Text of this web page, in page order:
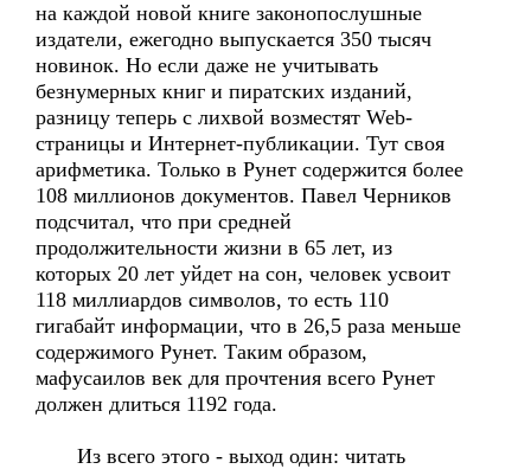
на каждой новой книге законопослушные
издатели, ежегодно выпускается 350 тысяч
новинок. Но если даже не учитывать
безнумерных книг и пиратских изданий,
разницу теперь с лихвой возместят Web-
страницы и Интернет-публикации. Тут своя
арифметика. Только в Рунет содержится более
108 миллионов документов. Павел Черников
подсчитал, что при средней
продолжительности жизни в 65 лет, из
которых 20 лет уйдет на сон, человек усвоит
118 миллиардов символов, то есть 110
гигабайт информации, что в 26,5 раза меньше
содержимого Рунет. Таким образом,
мафусаилов век для прочтения всего Рунет
должен длиться 1192 года.
Из всего этого - выход один: читать